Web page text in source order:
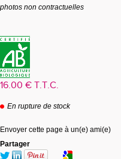
photos non contractuelles
16.00 € T.T.C.
En rupture de stock
Envoyer cette page à un(e) ami(e)
Partager